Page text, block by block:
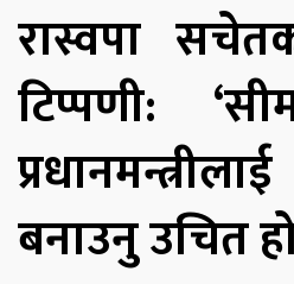
रास्वपा
टिप्पणी:
बनाउनु उचित